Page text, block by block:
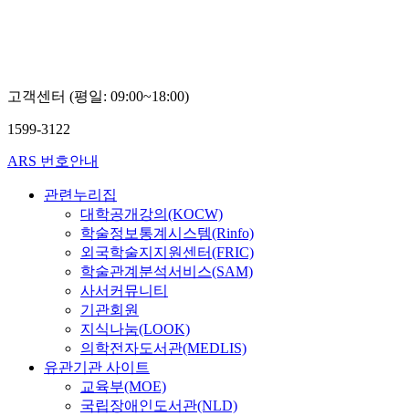
고객센터 (평일: 09:00~18:00)
1599-3122
ARS 번호안내
관련누리집
대학공개강의(KOCW)
학술정보통계시스템(Rinfo)
외국학술지지원센터(FRIC)
학술관계분석서비스(SAM)
사서커뮤니티
기관회원
지식나눔(LOOK)
의학전자도서관(MEDLIS)
유관기관 사이트
교육부(MOE)
국립장애인도서관(NLD)